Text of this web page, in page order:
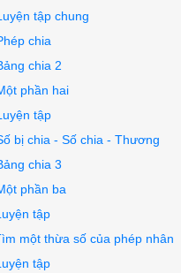
tập chung
chia
chia 2
phần hai
tập
bị chia - Số chia - Thương
chia 3
phần ba
tập
một thừa số của phép nhân
tập